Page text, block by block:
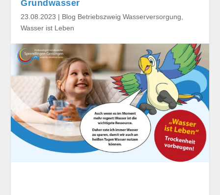
Grundwasser
23.08.2023 | Blog Betriebszweig Wasserversorgung
Wasser ist Leben